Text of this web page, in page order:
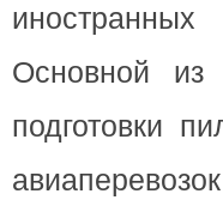
Основной из
подготовки